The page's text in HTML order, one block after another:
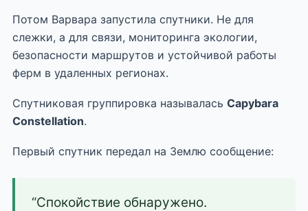
Потом Варвара запустила спутники. Не для
слежки, а для связи, мониторинга экологии,
безопасности маршрутов и устойчивой работы
ферм в удаленных регионах.
Спутниковая группировка называлась Capybara
Constellation.
Первый спутник передал на Землю сообщение:
“Спокойствие обнаружено.